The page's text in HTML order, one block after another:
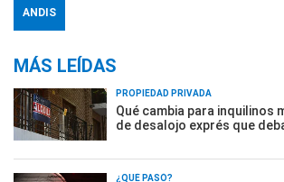
ANDIS
MÁS LEÍDAS
PROPIEDAD PRIVADA
Qué cambia para inquilinos
de desalojo exprés que
¿QUÉ PASÓ?